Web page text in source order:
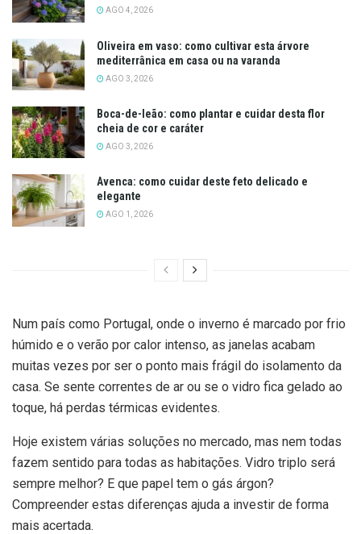
AGO 4, 2026
Oliveira em vaso: como cultivar esta árvore
mediterrânica em casa ou na varanda
AGO 3, 2026
Boca-de-leão: como plantar e cuidar desta flor
cheia de cor e caráter
AGO 3, 2026
Avenca: como cuidar deste feto delicado e
elegante
AGO 1, 2026
Num país como Portugal, onde o inverno é marcado por frio
húmido e o verão por calor intenso, as janelas acabam
muitas vezes por ser o ponto mais frágil do isolamento da
casa. Se sente correntes de ar ou se o vidro fica gelado ao
toque, há perdas térmicas evidentes.
Hoje existem várias soluções no mercado, mas nem todas
fazem sentido para todas as habitações. Vidro triplo será
sempre melhor? E que papel tem o gás árgon?
Compreender estas diferenças ajuda a investir de forma
mais acertada.